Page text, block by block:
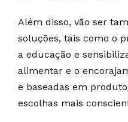
Além disso, vão ser
soluções, tais como o
a educação e
alimentar e o
e baseadas em
escolhas mais